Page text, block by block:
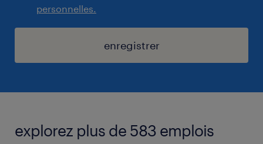
personnelles.
enregistrer
explorez plus de 583 emplois